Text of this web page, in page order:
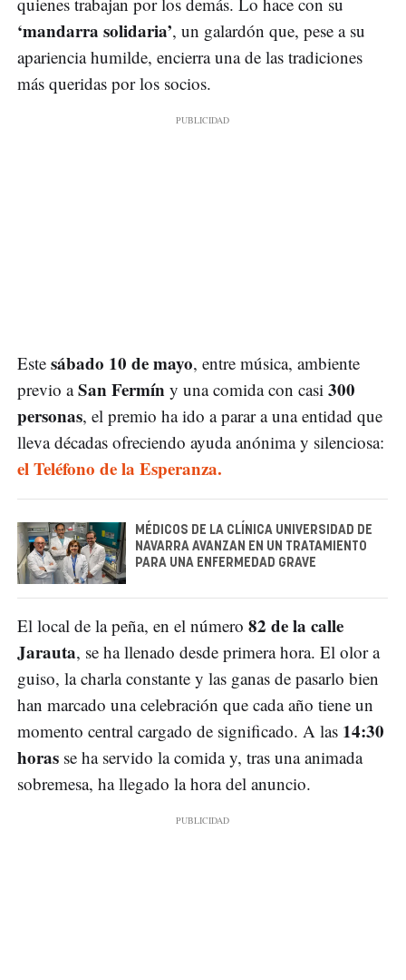
‘mandarra solidaria’, un galardón que, pese a su
apariencia humilde, encierra una de las tradiciones
más queridas por los socios.
Este sábado 10 de mayo, entre música, ambiente
previo aSan Fermín y una comida con casi 300
personas, el premio ha ido a parar a una entidad que
lleva décadas ofreciendo ayuda anónima y silenciosa:
elTeléfono de la Esperanza.
MÉDICOS DE LA CLÍNICA UNIVERSIDAD DE
NAVARRA AVANZAN EN UN TRATAMIENTO
PARA UNA ENFERMEDAD GRAVE
El local de la peña, en el número 82 de la calle
Jarauta, se ha llenado desde primera hora. El olor a
guiso, la charla constante y las ganas de pasarlo bien
han marcado una celebración que cada año tiene un
momento central cargado de significado. A las 14:30
horas se ha servido la comida y, tras una animada
sobremesa, ha llegado la hora del anuncio.